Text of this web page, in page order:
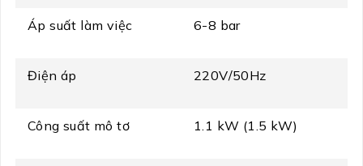
Áp suất làm việc 6-8 bar
Điện áp 220V/50Hz
Công suất mô tơ 1.1 kW (1.5 kW)